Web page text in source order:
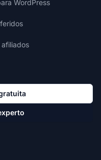
WordPress